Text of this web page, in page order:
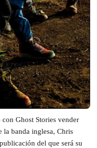
con Ghost Stories vender
la banda inglesa, Chris
del que será su